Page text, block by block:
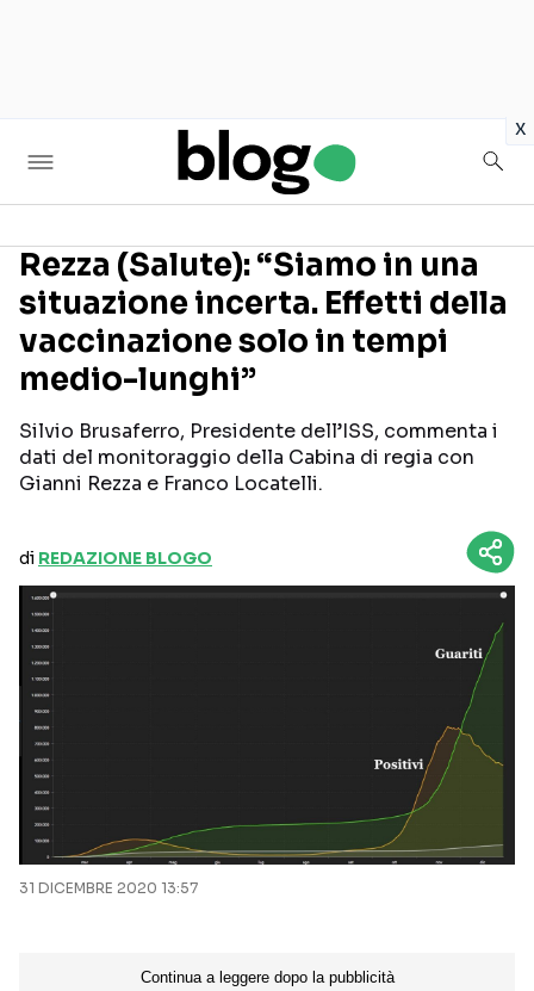
x
Seguici sui social
Rezza (Salute): “Siamo in una
situazione incerta. Effetti della
vaccinazione solo in tempi
medio-lunghi”
Silvio Brusaferro, Presidente dell’ISS, commenta i
dati del monitoraggio della Cabina di regia con
Gianni Rezza e Franco Locatelli.
di REDAZIONE BLOGO
31 DICEMBRE 2020 13:57